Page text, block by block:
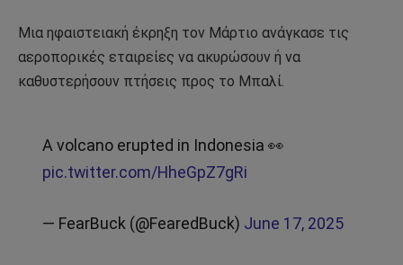
Μια ηφαιστειακή έκρηξη τον Μάρτιο ανάγκασε τις
αεροπορικές εταιρείες να ακυρώσουν ή να
καθυστερήσουν πτήσεις προς το Μπαλί.
A volcano erupted in Indonesia 👀
pic.twitter.com/HheGpZ7gRi
— FearBuck (@FearedBuck) June 17, 2025